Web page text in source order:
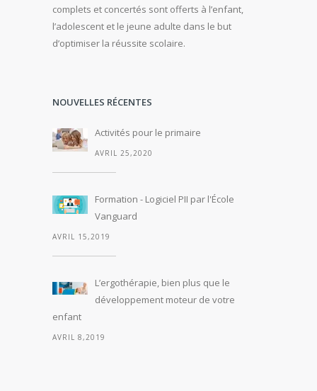
complets et concertés sont offerts à l’enfant,
l’adolescent et le jeune adulte dans le but
d’optimiser la réussite scolaire.
NOUVELLES RÉCENTES
Activités pour le primaire
AVRIL 25,2020
Formation - Logiciel PII par l'École
Vanguard
AVRIL 15,2019
L’ergothérapie, bien plus que le
développement moteur de votre
enfant
AVRIL 8,2019